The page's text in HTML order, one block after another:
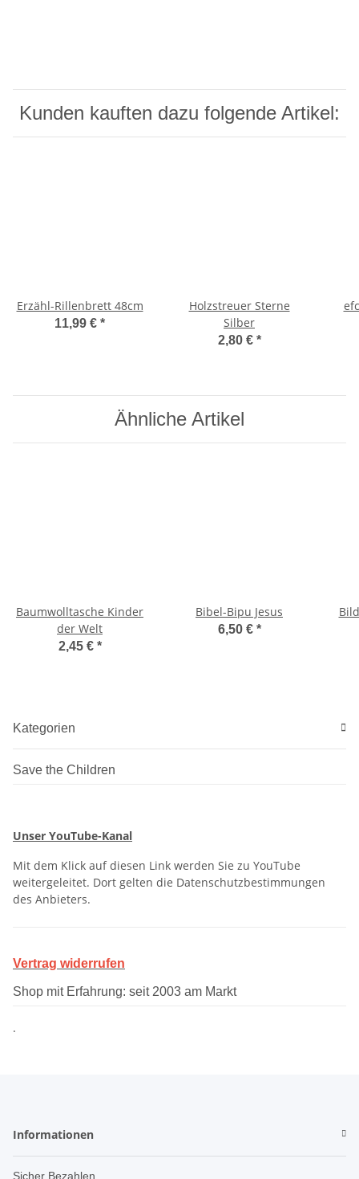
Kunden kauften dazu folgende Artikel:
Erzähl-Rillenbrett 48cm
11,99 € *
Holzstreuer Sterne
Silber
2,80 € *
Ähnliche Artikel
Baumwolltasche Kinder
der Welt
2,45 € *
Bibel-Bipu Jesus
6,50 € *
Kategorien
Save the Children
Unser YouTube-Kanal
Mit dem Klick auf diesen Link werden Sie zu YouTube
weitergeleitet. Dort gelten die Datenschutzbestimmungen
des Anbieters.
Vertrag widerrufen
Shop mit Erfahrung: seit 2003 am Markt
.
Informationen
Sicher Bezahlen